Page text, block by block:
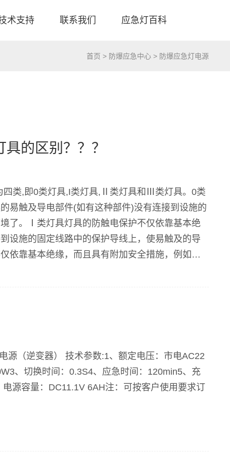
术支持 联系我们 应急灯百科
首页 > 防爆应急中心 > 防爆应急灯电源
的区别？？？
四类,即0类灯具,I类灯具,Ⅱ类灯具和Ⅲ类灯具。0类
易触及导电部件(如有这种部件)没有连接到设施的
了。Ⅰ类灯具灯具的防触电保护不仅依靠基本绝
设施的固定线路中的保护导线上，使易触及的导
依靠基本绝缘，而且具有附加安全措施，例如双
源（逆变器） 技术参数:1、额定电压：市电AC22
换时间：0.3S4、应急时间：120min5、充
源容量：DC11.1V 6AH注：可按客户使用要求订